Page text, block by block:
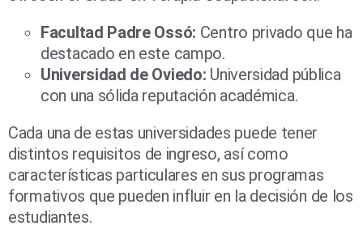
Facultad Padre Ossó: Centro privado que ha
destacado en este campo.
Universidad de Oviedo: Universidad pública
con una sólida reputación académica.
Cada una de estas universidades puede tener
distintos requisitos de ingreso, así como
características particulares en sus programas
formativos que pueden influir en la decisión de los
estudiantes.